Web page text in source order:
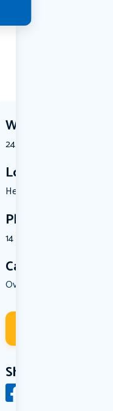
Wanneer?
24 December 2026 | 12:30
Locatie
Herenstraa...
Plekken
14 plekken beschikbaar
Categorie
Overig
Share